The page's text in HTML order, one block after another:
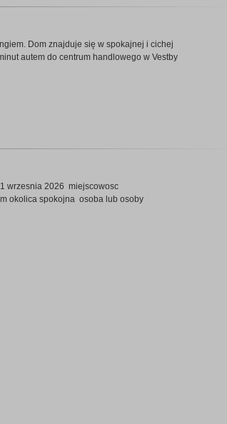
Dom znajduje się w spokajnej i cichej
autem do centrum handlowego w Vestby
wrzesnia 2026 miejscowosc
okolica spokojna osoba lub osoby